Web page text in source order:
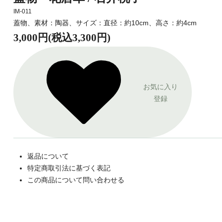
IM-011
蓋物、素材：陶器、サイズ：直径：約10cm、高さ：約4cm
3,000円(税込3,300円)
お気に入り
登録
返品について
特定商取引法に基づく表記
この商品について問い合わせる